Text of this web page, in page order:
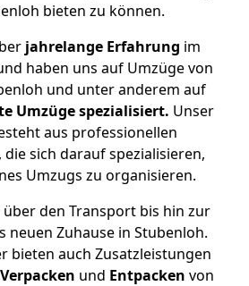
bieten zu können.
jahrelange Erfahrung im
haben uns auf Umzüge von
und unter anderem auf
Umzüge spezialisiert. Unser
aus professionellen
sich darauf spezialisieren,
Umzugs zu organisieren.
den Transport bis hin zur
neuen Zuhause in Stubenloh.
bieten auch Zusatzleistungen
Verpacken und Entpacken von